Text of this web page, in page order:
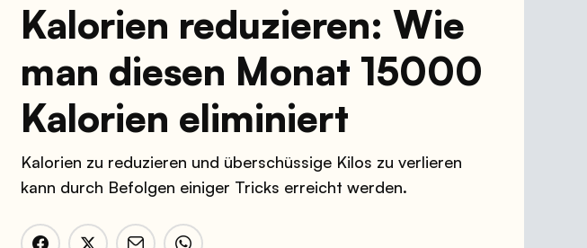
Anleitungen
Die Welt von AIA
Kalorien reduzieren: Wie
man diesen Monat 15000
Kalorien eliminiert
Kalorien zu reduzieren und überschüssige Kilos zu verlieren
kann durch Befolgen einiger Tricks erreicht werden.